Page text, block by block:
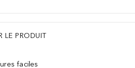
LE PRODUIT
faciles